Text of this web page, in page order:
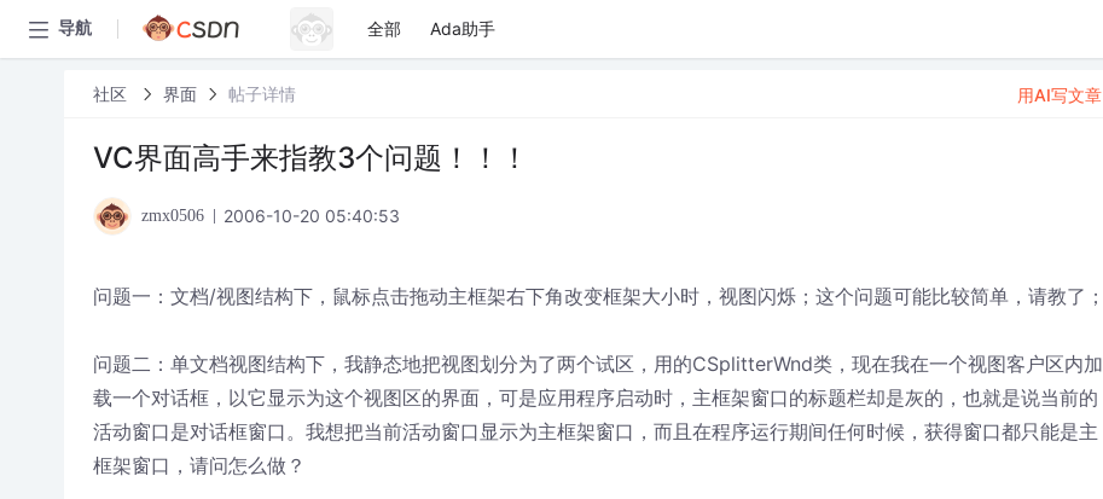
导航 全部 Ada助手
社区 界面 帖子详情
VC界面高手来指教3个问题！！！
zmx0506 2006-10-20 05:40:53
问题一：文档/视图结构下，鼠标点击拖动主框架右下角改变框架大小时，视图闪烁；这个问题可能比较简单，请教了；
问题二：单文档视图结构下，我静态地把视图划分为了两个试区，用的CSplitterWnd类，现在我在一个视图客户区内加
载一个对话框，以它显示为这个视图区的界面，可是应用程序启动时，主框架窗口的标题栏却是灰的，也就是说当前的
活动窗口是对话框窗口。我想把当前活动窗口显示为主框架窗口，而且在程序运行期间任何时候，获得窗口都只能是主
框架窗口，请问怎么做？
用AI写文章